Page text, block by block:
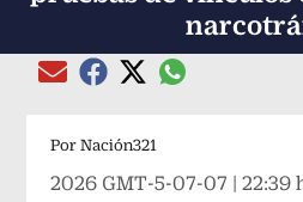
Compartir el artículo actual
Compartir el artículo
Compartir el artículo
Compartir el
Por Nación321
2026 GMT-5-07-07 | 22:39